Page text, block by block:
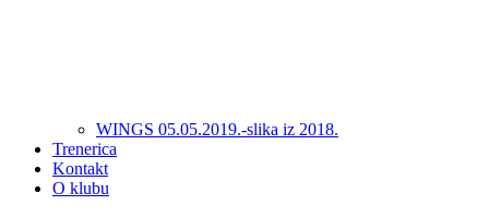
WINGS 05.05.2019.-slika iz 2018.
Trenerica
Kontakt
O klubu